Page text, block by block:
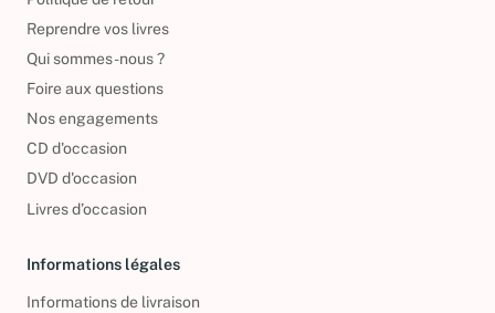
Reprendre vos livres
Qui sommes-nous ?
Foire aux questions
Nos engagements
CD d'occasion
DVD d'occasion
Livres d’occasion
Informations légales
Informations de livraison